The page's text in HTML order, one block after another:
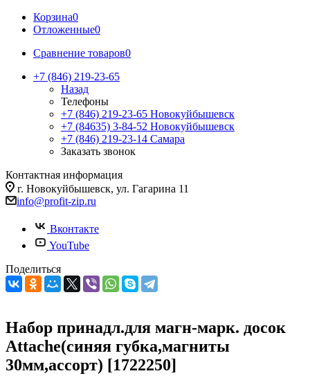
Корзина0
Отложенные0
Сравнение товаров0
+7 (846) 219-23-65
Назад
Телефоны
+7 (846) 219-23-65 Новокуйбышевск
+7 (84635) 3-84-52 Новокуйбышевск
+7 (846) 219-23-14 Самара
Заказать звонок
Контактная информация
г. Новокуйбышевск, ул. Гагарина 11
info@profit-zip.ru
Вконтакте
YouTube
Поделиться
Набор принадл.для магн-марк. досок
Attache(синяя губка,магниты
30мм,ассорт) [1722250]